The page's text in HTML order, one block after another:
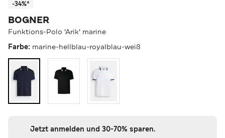
-34%*
BOGNER
Funktions-Polo 'Arik' marine
Farbe: marine-hellblau-royalblau-weiß
Jetzt anmelden und 30-70% sparen.